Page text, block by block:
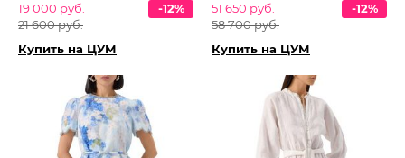
19 000 руб.
21 600 руб.
-12%
Купить на ЦУМ
51 650 руб.
58 700 руб.
-12%
Купить на ЦУМ